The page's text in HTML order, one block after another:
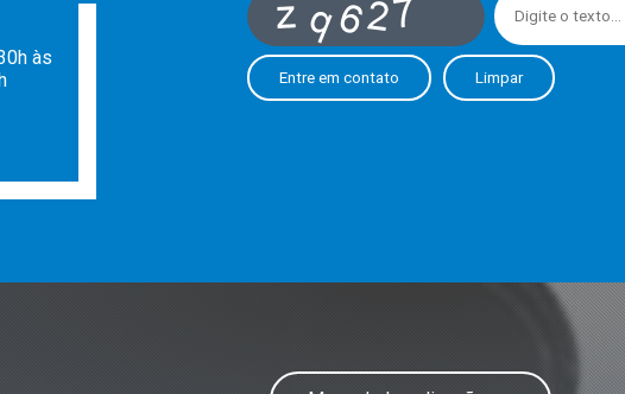
às
Entre em contato Limpar